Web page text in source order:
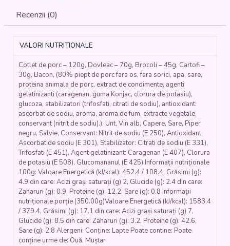
COTLET
DOVLEAC
BROCCOLI
UNT
CLARIFIAT
(cotlet
porc,
speck,
salvie,
capere,
dovleac,
cartofi,
broccoli,
Recenzii (0)
VALORI NUTRITIONALE
Cotlet de porc – 120g, Dovleac – 70g, Brocoli – 45g, Cartofi –
30g, Bacon, (80% piept de porc fara os, fara sorici, apa, sare,
proteina animala de porc, extract de condimente, agenti
gelatinizanti (caragenan, guma Konjac, clorura de potasiu),
glucoza, stabilizatori (trifosfati, citrati de sodiu), antioxidant:
ascorbat de sodiu, aroma, aroma de fum, extracte vegetale,
conservant (nitrit de sodiu).), Unt, Vin alb, Capere, Sare, Piper
negru, Salvie, Conservant: Nitrit de sodiu (E 250), Antioxidant:
Ascorbat de sodiu (E 301), Stabilizator: Citrati de sodiu (E 331),
Trifosfati (E 451), Agent gelatinizant: Caragenan (E 407), Clorura
de potasiu (E 508), Glucomananul (E 425) Informații nutriționale
100g: Valoare Energetică (kJ/kcal): 452.4 / 108.4, Grăsimi (g):
4.9 din care: Acizi grași saturați (g) 2, Glucide (g): 2.4 din care:
Zaharuri (g): 0.9, Proteine (g): 12.2, Sare (g): 0.8 Informații
nutriționale porție (350.00g)Valoare Energetică (kJ/kcal): 1583.4
/ 379.4, Grăsimi (g): 17.1 din care: Acizi grași saturați (g) 7,
Glucide (g): 8.5 din care: Zaharuri (g): 3.2, Proteine (g): 42.6,
Sare (g): 2.8 Alergeni: Conține: Lapte Poate contine: Poate
conține urme de: Ouă, Muștar